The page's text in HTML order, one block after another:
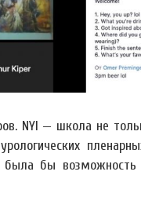
NYI — школа не
бы